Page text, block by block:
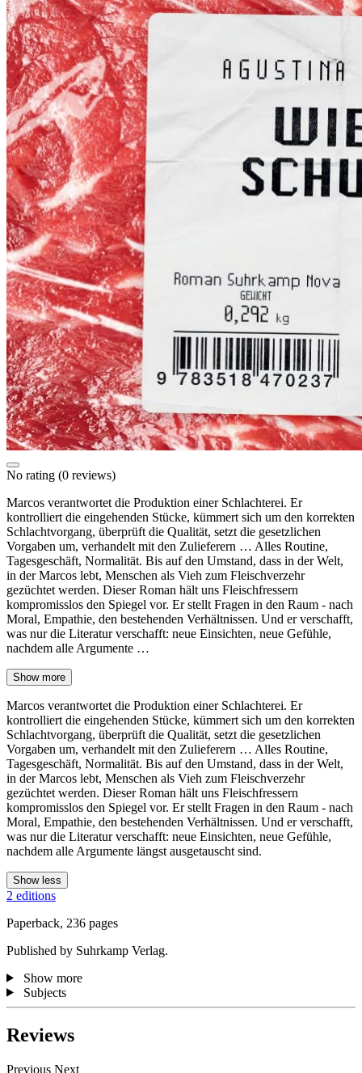
No rating (0 reviews)
Marcos verantwortet die Produktion einer Schlachterei. Er
kontrolliert die eingehenden Stücke, kümmert sich um den korrekten
Schlachtvorgang, überprüft die Qualität, setzt die gesetzlichen
Vorgaben um, verhandelt mit den Zulieferern … Alles Routine,
Tagesgeschäft, Normalität. Bis auf den Umstand, dass in der Welt,
in der Marcos lebt, Menschen als Vieh zum Fleischverzehr
gezüchtet werden. Dieser Roman hält uns Fleischfressern
kompromisslos den Spiegel vor. Er stellt Fragen in den Raum - nach
Moral, Empathie, den bestehenden Verhältnissen. Und er verschafft,
was nur die Literatur verschafft: neue Einsichten, neue Gefühle,
nachdem alle Argumente …
Show more
Marcos verantwortet die Produktion einer Schlachterei. Er
kontrolliert die eingehenden Stücke, kümmert sich um den korrekten
Schlachtvorgang, überprüft die Qualität, setzt die gesetzlichen
Vorgaben um, verhandelt mit den Zulieferern … Alles Routine,
Tagesgeschäft, Normalität. Bis auf den Umstand, dass in der Welt,
in der Marcos lebt, Menschen als Vieh zum Fleischverzehr
gezüchtet werden. Dieser Roman hält uns Fleischfressern
kompromisslos den Spiegel vor. Er stellt Fragen in den Raum - nach
Moral, Empathie, den bestehenden Verhältnissen. Und er verschafft,
was nur die Literatur verschafft: neue Einsichten, neue Gefühle,
nachdem alle Argumente längst ausgetauscht sind.
Show less
2 editions
Paperback, 236 pages
Published by Suhrkamp Verlag.
Show more
Subjects
Reviews
Previous Next